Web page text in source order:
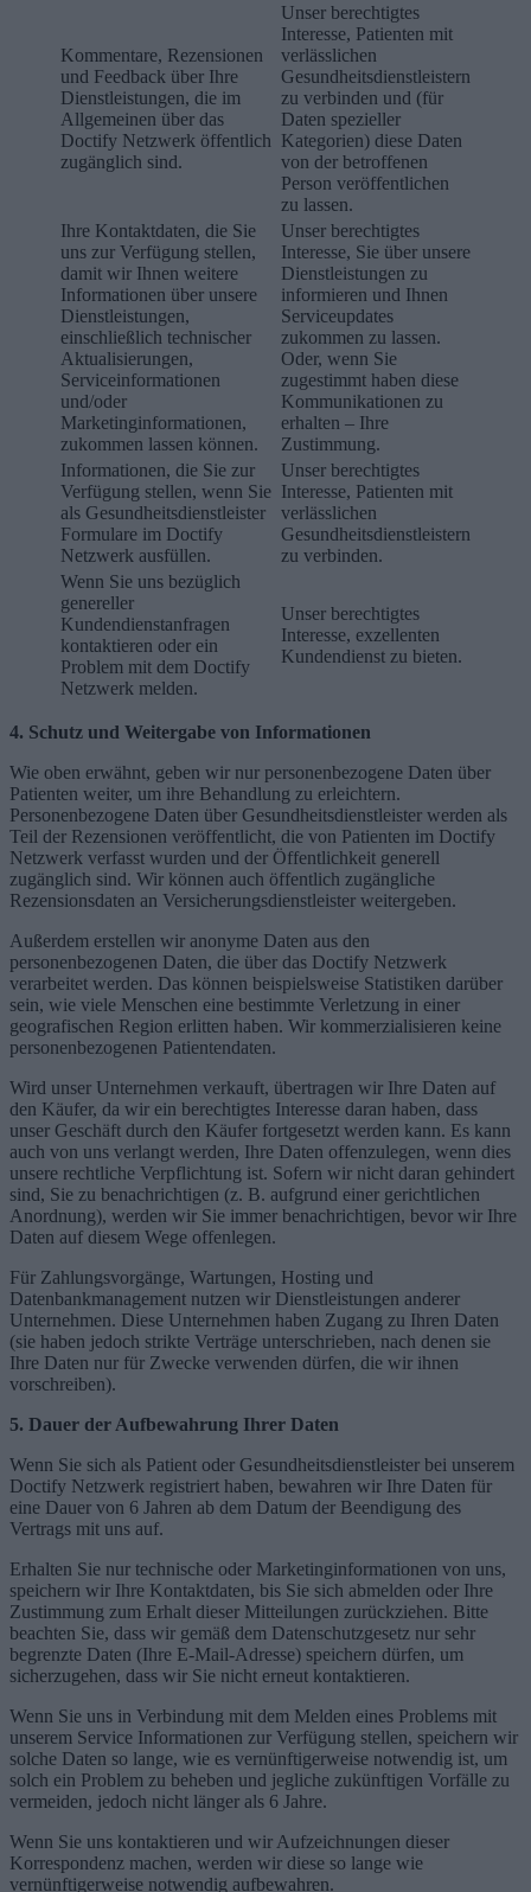
Kommentare, Rezensionen
und Feedback über Ihre
Dienstleistungen, die im
Allgemeinen über das
Doctify Netzwerk öffentlich
zugänglich sind.
Unser berechtigtes
Interesse, Patienten mit
verlässlichen
Gesundheitsdienstleistern
zu verbinden und (für
Daten spezieller
Kategorien) diese Daten
von der betroffenen
Person veröffentlichen
zu lassen.
Ihre Kontaktdaten, die Sie
uns zur Verfügung stellen,
damit wir Ihnen weitere
Informationen über unsere
Dienstleistungen,
einschließlich technischer
Aktualisierungen,
Serviceinformationen
und/oder
Marketinginformationen,
zukommen lassen können.
Unser berechtigtes
Interesse, Sie über unsere
Dienstleistungen zu
informieren und Ihnen
Serviceupdates
zukommen zu lassen.
Oder, wenn Sie
zugestimmt haben diese
Kommunikationen zu
erhalten – Ihre
Zustimmung.
Informationen, die Sie zur
Verfügung stellen, wenn Sie
als Gesundheitsdienstleister
Formulare im Doctify
Netzwerk ausfüllen.
Unser berechtigtes
Interesse, Patienten mit
verlässlichen
Gesundheitsdienstleistern
zu verbinden.
Wenn Sie uns bezüglich
genereller
Kundendienstanfragen
kontaktieren oder ein
Problem mit dem Doctify
Netzwerk melden.
Unser berechtigtes
Interesse, exzellenten
Kundendienst zu bieten.
4. Schutz und Weitergabe von Informationen
Wie oben erwähnt, geben wir nur personenbezogene Daten über
Patienten weiter, um ihre Behandlung zu erleichtern.
Personenbezogene Daten über Gesundheitsdienstleister werden als
Teil der Rezensionen veröffentlicht, die von Patienten im Doctify
Netzwerk verfasst wurden und der Öffentlichkeit generell
zugänglich sind. Wir können auch öffentlich zugängliche
Rezensionsdaten an Versicherungsdienstleister weitergeben.
Außerdem erstellen wir anonyme Daten aus den
personenbezogenen Daten, die über das Doctify Netzwerk
verarbeitet werden. Das können beispielsweise Statistiken darüber
sein, wie viele Menschen eine bestimmte Verletzung in einer
geografischen Region erlitten haben. Wir kommerzialisieren keine
personenbezogenen Patientendaten.
Wird unser Unternehmen verkauft, übertragen wir Ihre Daten auf
den Käufer, da wir ein berechtigtes Interesse daran haben, dass
unser Geschäft durch den Käufer fortgesetzt werden kann. Es kann
auch von uns verlangt werden, Ihre Daten offenzulegen, wenn dies
unsere rechtliche Verpflichtung ist. Sofern wir nicht daran gehindert
sind, Sie zu benachrichtigen (z. B. aufgrund einer gerichtlichen
Anordnung), werden wir Sie immer benachrichtigen, bevor wir Ihre
Daten auf diesem Wege offenlegen.
Für Zahlungsvorgänge, Wartungen, Hosting und
Datenbankmanagement nutzen wir Dienstleistungen anderer
Unternehmen. Diese Unternehmen haben Zugang zu Ihren Daten
(sie haben jedoch strikte Verträge unterschrieben, nach denen sie
Ihre Daten nur für Zwecke verwenden dürfen, die wir ihnen
vorschreiben).
5. Dauer der Aufbewahrung Ihrer Daten
Wenn Sie sich als Patient oder Gesundheitsdienstleister bei unserem
Doctify Netzwerk registriert haben, bewahren wir Ihre Daten für
eine Dauer von 6 Jahren ab dem Datum der Beendigung des
Vertrags mit uns auf.
Erhalten Sie nur technische oder Marketinginformationen von uns,
speichern wir Ihre Kontaktdaten, bis Sie sich abmelden oder Ihre
Zustimmung zum Erhalt dieser Mitteilungen zurückziehen. Bitte
beachten Sie, dass wir gemäß dem Datenschutzgesetz nur sehr
begrenzte Daten (Ihre E-Mail-Adresse) speichern dürfen, um
sicherzugehen, dass wir Sie nicht erneut kontaktieren.
Wenn Sie uns in Verbindung mit dem Melden eines Problems mit
unserem Service Informationen zur Verfügung stellen, speichern wir
solche Daten so lange, wie es vernünftigerweise notwendig ist, um
solch ein Problem zu beheben und jegliche zukünftigen Vorfälle zu
vermeiden, jedoch nicht länger als 6 Jahre.
Wenn Sie uns kontaktieren und wir Aufzeichnungen dieser
Korrespondenz machen, werden wir diese so lange wie
vernünftigerweise notwendig aufbewahren.